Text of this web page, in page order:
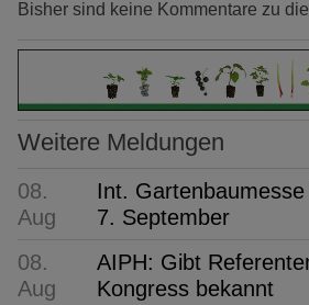
Bisher sind keine Kommentare zu
Weitere Meldungen
08.
Aug
Int.
7. September
08.
Aug
AIPH: Gibt
Kongress bekannt